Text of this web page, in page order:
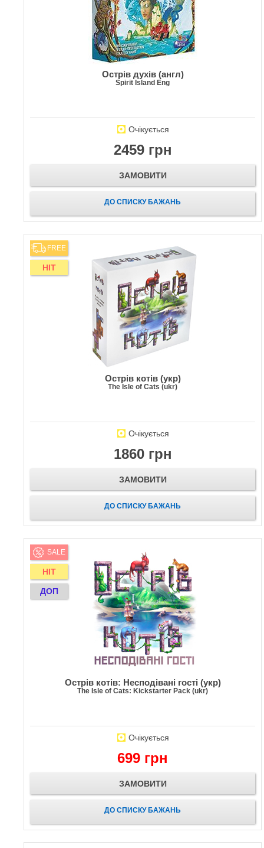
Острів духів (англ)
Spirit Island Eng
Очікується
2459 грн
ЗАМОВИТИ
ДО СПИСКУ БАЖАНЬ
FREE
HIT
Острів котів (укр)
The Isle of Cats (ukr)
Очікується
1860 грн
ЗАМОВИТИ
ДО СПИСКУ БАЖАНЬ
SALE
HIT
ДОП
Острів котів: Несподівані гості (укр)
The Isle of Cats: Kickstarter Pack (ukr)
Очікується
699 грн
ЗАМОВИТИ
ДО СПИСКУ БАЖАНЬ